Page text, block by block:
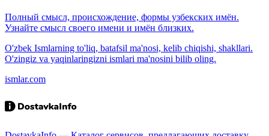
Полный смысл, происхождение, формы узбекских имён.
Узнайте смысл своего имени и имён близких.
O'zbek Ismlarning to'liq, batafsil ma'nosi, kelib chiqishi, shakllari.
O'zingiz va yaqinlaringizni ismlari ma'nosini bilib oling.
ismlar.com